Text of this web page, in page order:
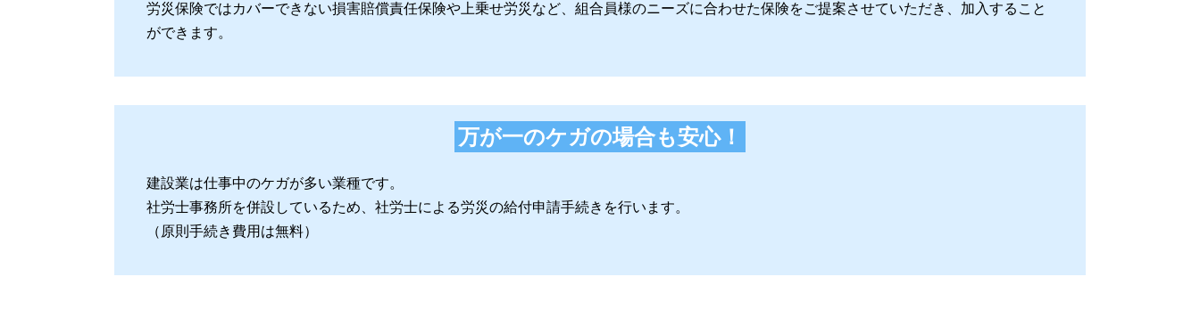
労災保険ではカバーできない損害賠償責任保険や上乗せ労災など、組合員様のニーズに合わせた保険をご提案させていただき、加入すること
ができます。
万が一のケガの場合も安心！
建設業は仕事中のケガが多い業種です。
社労士事務所を併設しているため、社労士による労災の給付申請手続きを行います。
（原則手続き費用は無料）